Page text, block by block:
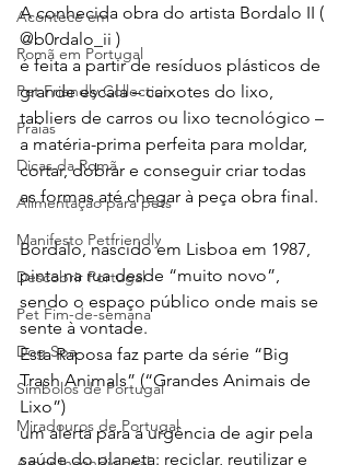
Acontece em
Romã em Portugal
Pet Friendly Collection
Praias
Dicas da Romã
Alimentação para pets
Manifesto Petfriendly
Descobrir Portugal
Pet Fim-de-semana
Dog Spa
Símbolos de Portugal
Miradouros de Portugal
A conhecida obra do artista Bordalo II (
@b0rdalo_ii )
é feita a partir de resíduos plásticos de
grande escala – caixotes do lixo,
tabliers de carros ou lixo tecnológico –
a matéria-prima perfeita para moldar,
cortar, dobrar e conseguir criar todas
as formas até chegar à peça obra final.
Bordalo, nascido em Lisboa em 1987,
pinta na rua desde “muito novo”,
sendo o espaço público onde mais se
sente à vontade.
Esta Raposa faz parte da série “Big
Trash Animals” (“Grandes Animais de
Lixo”)
um alerta para a urgência de agir pela
saúde do planeta: reciclar, reutilizar e